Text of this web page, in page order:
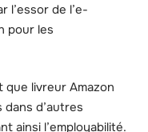
l’essor de l’e-
pour les
livreur Amazon
d’autres
ainsi l’employabilité.